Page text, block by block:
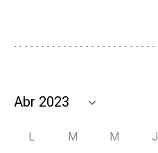
L M M J